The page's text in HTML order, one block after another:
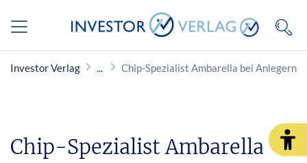
Investor Verlag Chip-Spezialist Ambarella bei Anlegern
Chip-Spezialist Ambarella